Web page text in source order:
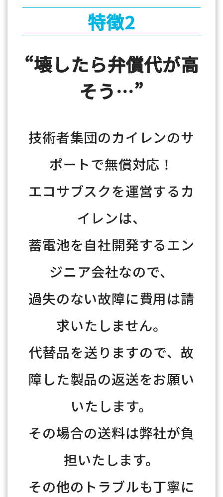
特徴2
“壊したら弁償代が高
そう…”
技術者集団のカイレンのサ
ポートで無償対応！
エコサブスクを運営するカ
イレンは、
蓄電池を自社開発するエン
ジニア会社なので、
過失のない故障に費用は請
求いたしません。
代替品を送りますので、故
障した製品の返送をお願い
いたします。
その場合の送料は弊社が負
担いたします。
その他のトラブルも丁寧に